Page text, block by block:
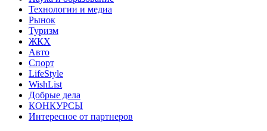
Технологии и медиа
Рынок
Туризм
ЖКХ
Авто
Спорт
LifeStyle
WishList
Добрые дела
КОНКУРСЫ
Интересное от партнеров